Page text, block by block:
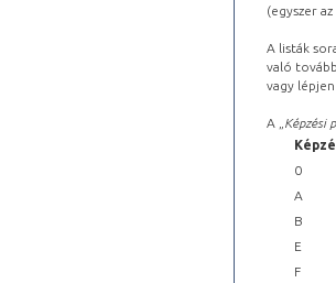
(egyszer
A listák
való
vagy
A „ Képzési
0
A
B
E
F